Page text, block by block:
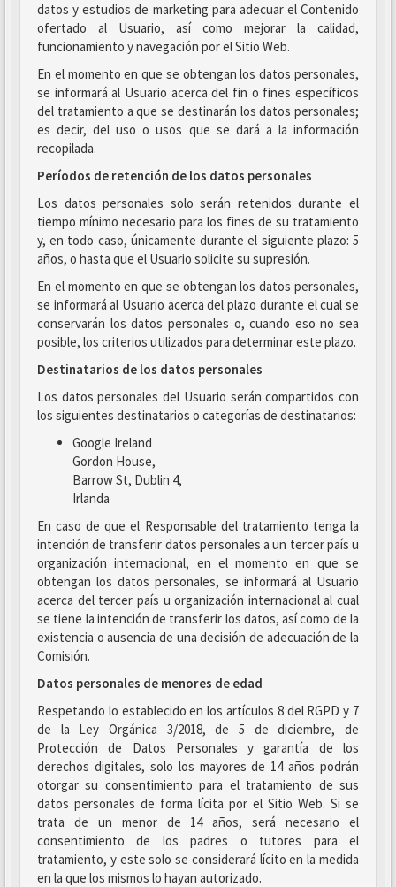
datos y estudios de marketing para adecuar el Contenido
ofertado al Usuario, así como mejorar la calidad,
funcionamiento y navegación por el Sitio Web.
En el momento en que se obtengan los datos personales,
se informará al Usuario acerca del fin o fines específicos
del tratamiento a que se destinarán los datos personales;
es decir, del uso o usos que se dará a la información
recopilada.
Períodos de retención de los datos personales
Los datos personales solo serán retenidos durante el
tiempo mínimo necesario para los fines de su tratamiento
y, en todo caso, únicamente durante el siguiente plazo: 5
años, o hasta que el Usuario solicite su supresión.
En el momento en que se obtengan los datos personales,
se informará al Usuario acerca del plazo durante el cual se
conservarán los datos personales o, cuando eso no sea
posible, los criterios utilizados para determinar este plazo.
Destinatarios de los datos personales
Los datos personales del Usuario serán compartidos con
los siguientes destinatarios o categorías de destinatarios:
Google Ireland
Gordon House,
Barrow St, Dublin 4,
Irlanda
En caso de que el Responsable del tratamiento tenga la
intención de transferir datos personales a un tercer país u
organización internacional, en el momento en que se
obtengan los datos personales, se informará al Usuario
acerca del tercer país u organización internacional al cual
se tiene la intención de transferir los datos, así como de la
existencia o ausencia de una decisión de adecuación de la
Comisión.
Datos personales de menores de edad
Respetando lo establecido en los artículos 8 del RGPD y 7
de la Ley Orgánica 3/2018, de 5 de diciembre, de
Protección de Datos Personales y garantía de los
derechos digitales, solo los mayores de 14 años podrán
otorgar su consentimiento para el tratamiento de sus
datos personales de forma lícita por el Sitio Web. Si se
trata de un menor de 14 años, será necesario el
consentimiento de los padres o tutores para el
tratamiento, y este solo se considerará lícito en la medida
en la que los mismos lo hayan autorizado.